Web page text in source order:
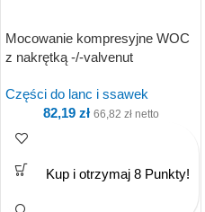
Mocowanie kompresyjne WOC
z nakrętką -/-valvenut
Części do lanc i ssawek
82,19 zł 66,82 złnetto
Kup i otrzymaj 8 Punkty!